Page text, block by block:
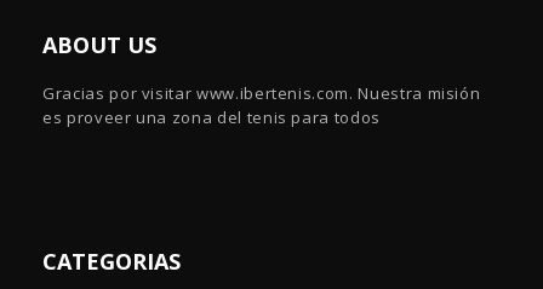
ABOUT US
Gracias por visitar www.ibertenis.com. Nuestra misión
es proveer una zona del tenis para todos
CATEGORIAS